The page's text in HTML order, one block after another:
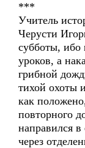
***
Учитель
Черусти
субботы, ибо
уроков, а
грибной
тихой охоты
как
повторного
направился
через